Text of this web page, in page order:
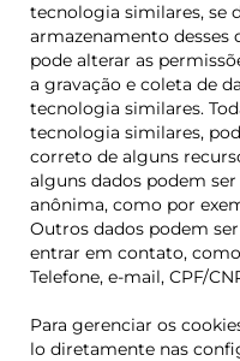
tecnologia similares, se
armazenamento desses
pode alterar as
a gravação e coleta de
tecnologia similares.
tecnologia similares,
correto de alguns
alguns dados podem
anônima, como por
Outros dados podem
entrar em contato,
Telefone, e-mail, CPF/
Para gerenciar os
lo diretamente nas